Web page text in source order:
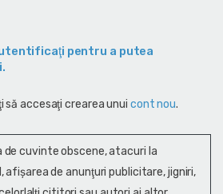
pentru a putea
să accesaţi crearea unui cont nou.
cuvinte obscene, atacuri la
afişarea de anunţuri publicitare, jigniri,